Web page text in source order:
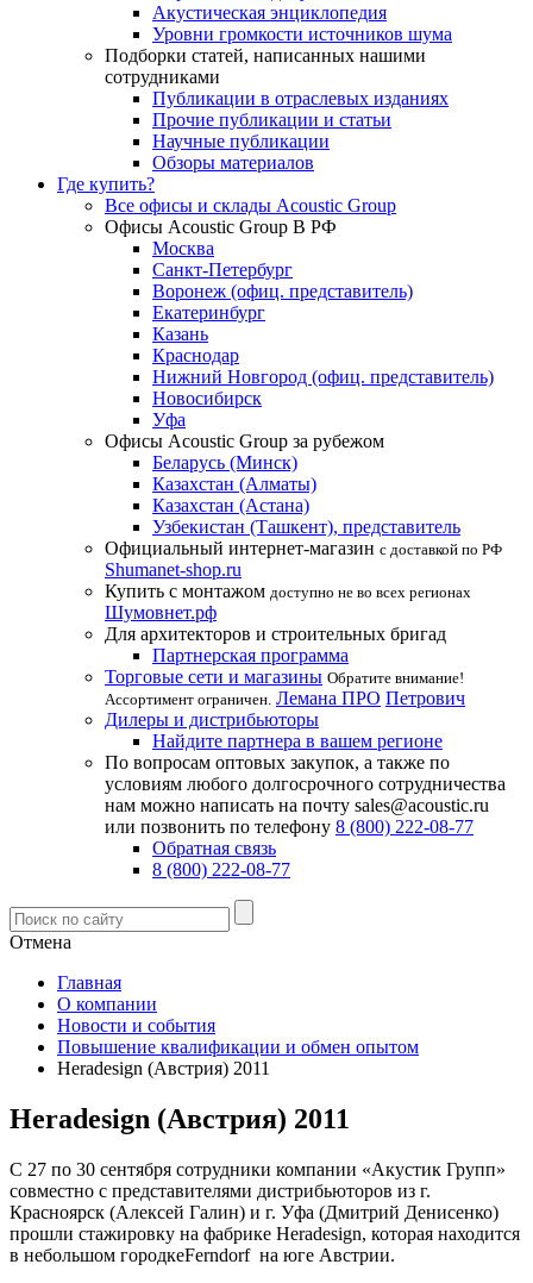
Акустическая энциклопедия
Уровни громкости источников шума
Подборки статей, написанных нашими
сотрудниками
Публикации в отраслевых изданиях
Прочие публикации и статьи
Научные публикации
Обзоры материалов
Где купить?
Все офисы и склады Acoustic Group
Офисы Acoustic Group В РФ
Москва
Санкт-Петербург
Воронеж (офиц. представитель)
Екатеринбург
Казань
Краснодар
Нижний Новгород (офиц. представитель)
Новосибирск
Уфа
Офисы Acoustic Group за рубежом
Беларусь (Минск)
Казахстан (Алматы)
Казахстан (Астана)
Узбекистан (Ташкент), представитель
Официальный интернет-магазин с доставкой по РФ
Shumanet-shop.ru
Купить с монтажом доступно не во всех регионах
Шумовнет.рф
Для архитекторов и строительных бригад
Партнерская программа
Торговые сети и магазины Обратите внимание!
Ассортимент ограничен. Лемана ПРО Петрович
Дилеры и дистрибьюторы
Найдите партнера в вашем регионе
По вопросам оптовых закупок, а также по
условиям любого долгосрочного сотрудничества
нам можно написать на почту sales@acoustic.ru
или позвонить по телефону 8 (800) 222-08-77
Обратная связь
8 (800) 222-08-77
Отмена
Главная
О компании
Новости и события
Повышение квалификации и обмен опытом
Heradesign (Австрия) 2011
Heradesign (Австрия) 2011
С 27 по 30 сентября сотрудники компании «Акустик Групп»
совместно с представителями дистрибьюторов из г.
Красноярск (Алексей Галин) и г. Уфа (Дмитрий Денисенко)
прошли стажировку на фабрике Heradesign, которая находится
в небольшом городкеFerndorf на юге Австрии.